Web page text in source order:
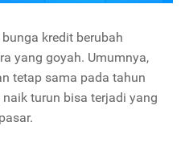
kredit berubah
yang goyah. Umumnya,
tetap sama pada tahun
turun bisa terjadi yang